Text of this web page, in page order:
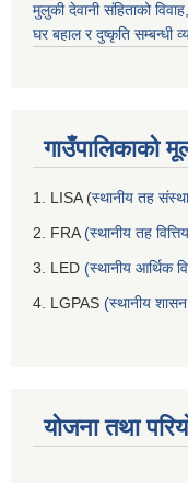
मुलुकी देवानी संहिताको
घर बहाल र दुष्कृति सम्बन्धी
गाउँपालिकाको
1. LISA (स्थानीय तह
2. FRA(स्थानीय तह
3. LED (स्थानीय आर्थिक
4. LGPAS (स्थानीय
योजना तथा